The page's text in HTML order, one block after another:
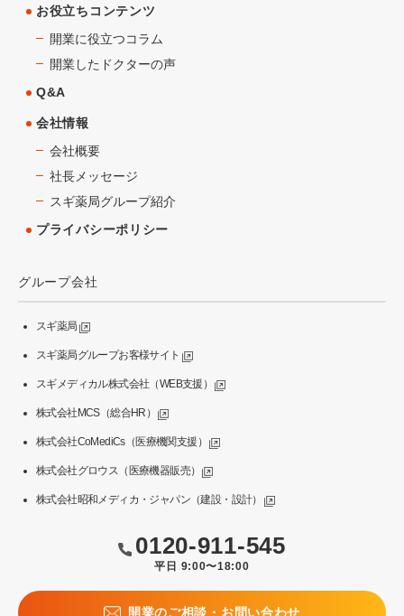
お役立ちコンテンツ
開業に役立つコラム
開業したドクターの声
Q&A
会社情報
会社概要
社長メッセージ
スギ薬局グループ紹介
プライバシーポリシー
グループ会社
スギ薬局
スギ薬局グループお客様サイト
スギメディカル株式会社（WEB支援）
株式会社MCS（総合HR）
株式会社CoMediCs（医療機関支援）
株式会社グロウス（医療機器販売）
株式会社昭和メディカ・ジャパン（建設・設計）
0120-911-545
平日 9:00〜18:00
開業のご相談・お問い合わせ